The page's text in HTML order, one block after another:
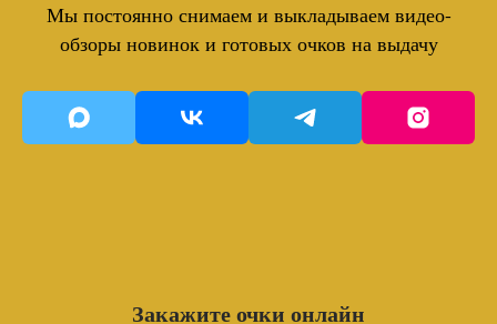
Мы постоянно снимаем и выкладываем видео-
обзоры новинок и готовых очков на выдачу
Закажите очки онлайн